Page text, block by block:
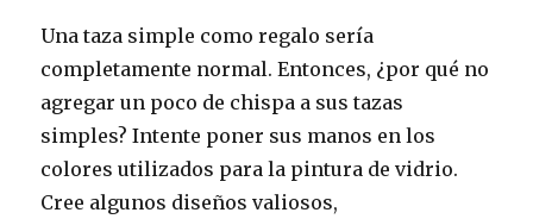
Una taza simple como regalo sería
completamente normal. Entonces, ¿por qué no
agregar un poco de chispa a sus tazas
simples? Intente poner sus manos en los
colores utilizados para la pintura de vidrio.
Cree algunos diseños valiosos,